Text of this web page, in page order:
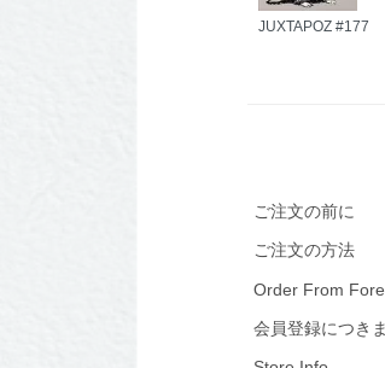
JUXTAPOZ #177
ご注文の前に
ご注文の方法
Order From
会員登録につき